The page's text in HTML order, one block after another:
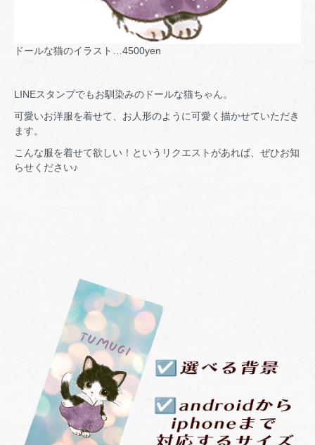
ドールな猫のイラスト…4500yen
LINEスタンプでもお馴染みのドールな猫ちゃん。
可愛いお洋服を着せて、お人形のように可愛く描かせていただき
ます。
こんな服を着せて欲しい！というリクエストがあれば、ぜひお知
らせください♪